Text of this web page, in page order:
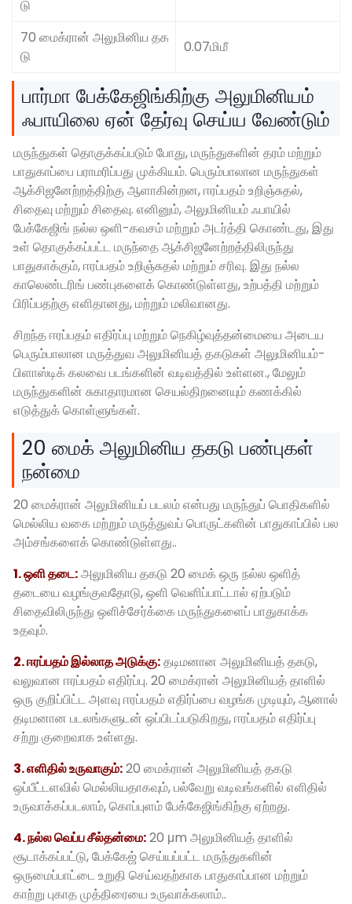
டு
70 மைக்ரான் அலுமினிய தக
டு
0.07மிமீ
பார்மா பேக்கேஜிங்கிற்கு அலுமினியம்
ஃபாயிலை ஏன் தேர்வு செய்ய வேண்டும்
மருந்துகள் தொகுக்கப்படும் போது, மருந்துகளின் தரம் மற்றும்
பாதுகாப்பை பராமரிப்பது முக்கியம். பெரும்பாலான மருந்துகள்
ஆக்சிஜனேற்றத்திற்கு ஆளாகின்றன, ஈரப்பதம் உறிஞ்சுதல்,
சிதைவு மற்றும் சிதைவு. எனினும், அலுமினியம் ஃபாயில்
பேக்கேஜிங் நல்ல ஒளி-கவசம் மற்றும் அடர்த்தி கொண்டது, இது
உள் தொகுக்கப்பட்ட மருந்தை ஆக்சிஜனேற்றத்திலிருந்து
பாதுகாக்கும், ஈரப்பதம் உறிஞ்சுதல் மற்றும் சரிவு. இது நல்ல
காலெண்டரிங் பண்புகளைக் கொண்டுள்ளது, உற்பத்தி மற்றும்
பிரிப்பதற்கு எளிதானது, மற்றும் மலிவானது.
சிறந்த ஈரப்பதம் எதிர்ப்பு மற்றும் நெகிழ்வுத்தன்மையை அடைய
பெரும்பாலான மருத்துவ அலுமினியத் தகடுகள் அலுமினியம்-
பிளாஸ்டிக் கலவை படங்களின் வடிவத்தில் உள்ளன., மேலும்
மருந்துகளின் சுகாதாரமான செயல்திறனையும் கணக்கில்
எடுத்துக் கொள்ளுங்கள்.
20 மைக் அலுமினிய தகடு பண்புகள்
நன்மை
20 மைக்ரான் அலுமினியப் படலம் என்பது மருந்துப் பொதிகளில்
மெல்லிய வகை மற்றும் மருத்துவப் பொருட்களின் பாதுகாப்பில் பல
அம்சங்களைக் கொண்டுள்ளது..
1. ஒளி தடை:அலுமினிய தகடு 20 மைக் ஒரு நல்ல ஒளித்
தடையை வழங்குவதோடு, ஒளி வெளிப்பாட்டால் ஏற்படும்
சிதைவிலிருந்து ஒளிச்சேர்க்கை மருந்துகளைப் பாதுகாக்க
உதவும்.
2. ஈரப்பதம் இல்லாத அடுக்கு:தடிமனான அலுமினியத் தகடு,
வலுவான ஈரப்பதம் எதிர்ப்பு. 20 மைக்ரான் அலுமினியத் தாளில்
ஒரு குறிப்பிட்ட அளவு ஈரப்பதம் எதிர்ப்பை வழங்க முடியும், ஆனால்
தடிமனான படலங்களுடன் ஒப்பிடப்படுகிறது, ஈரப்பதம் எதிர்ப்பு
சற்று குறைவாக உள்ளது.
3. எளிதில் உருவாகும்:20 மைக்ரான் அலுமினியத் தகடு
ஒப்பீட்டளவில் மெல்லியதாகவும், பல்வேறு வடிவங்களில் எளிதில்
உருவாக்கப்படலாம், கொப்புளம் பேக்கேஜிங்கிற்கு ஏற்றது.
4. நல்ல வெப்ப சீல்தன்மை:20 μm அலுமினியத் தாளில்
சூடாக்கப்பட்டு, பேக்கேஜ் செய்யப்பட்ட மருந்துகளின்
ஒருமைப்பாட்டை உறுதி செய்வதற்காக பாதுகாப்பான மற்றும்
காற்று புகாத முத்திரையை உருவாக்கலாம்..